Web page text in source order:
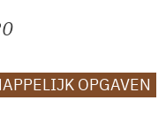
OPGAVEN